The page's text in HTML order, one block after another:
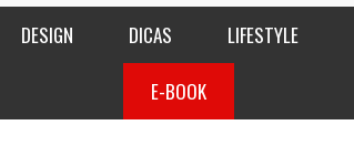
DESIGN DICAS LIFESTYLE
E-BOOK